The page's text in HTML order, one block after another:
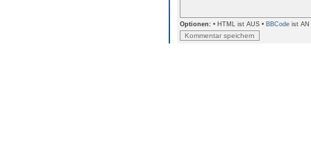
Optionen: • HTML ist AUS • BBCode ist AN